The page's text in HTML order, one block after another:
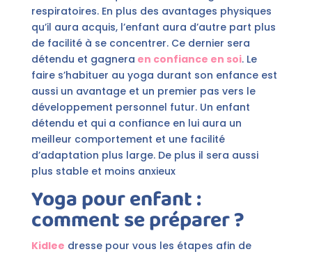
respiratoires. En plus des avantages physiques
qu’il aura acquis, l’enfant aura d’autre part plus
de facilité à se concentrer. Ce dernier sera
détendu et gagnera en confiance en soi. Le
faire s’habituer au yoga durant son enfance est
aussi un avantage et un premier pas vers le
développement personnel futur. Un enfant
détendu et qui a confiance en lui aura un
meilleur comportement et une facilité
d’adaptation plus large. De plus il sera aussi
plus stable et moins anxieux
Yoga pour enfant :
comment se préparer ?
Kidlee dresse pour vous les étapes afin de